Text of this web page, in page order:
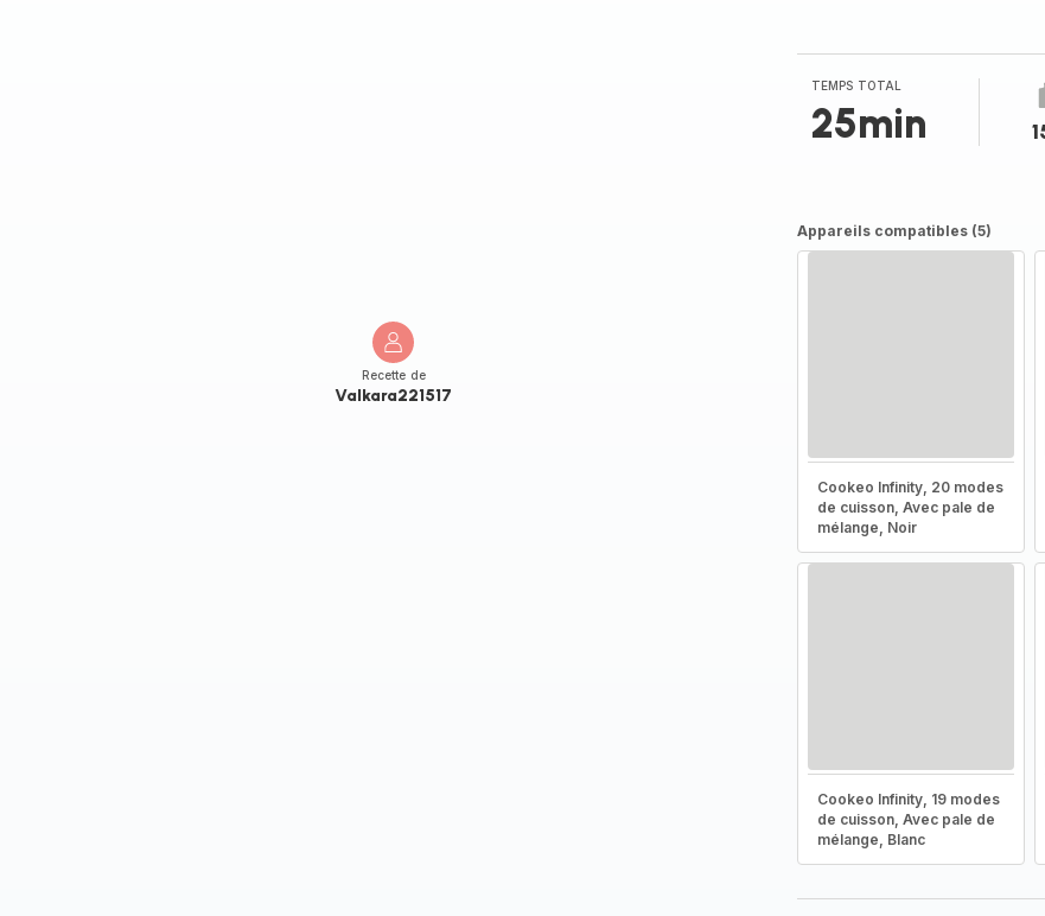
Recette de
Valkara221517
étoiles
(moyenne)
TEMPS TOTAL
25min
Appareils compatibles (5)
Cookeo Infinity, 20 modes
de cuisson, Avec pale de
mélange, Noir
Cookeo Infinity, 19 modes
de cuisson, Avec pale de
mélange, Blanc